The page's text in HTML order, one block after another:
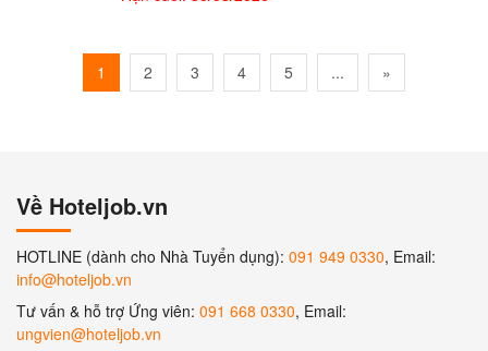
1 2 3 4 5 ... »
Về Hoteljob.vn
HOTLINE (dành cho Nhà Tuyển dụng): 091 949 0330, Email:
info@hoteljob.vn
Tư vấn & hỗ trợ Ứng viên: 091 668 0330, Email:
ungvien@hoteljob.vn